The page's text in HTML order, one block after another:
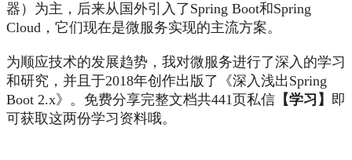
器）为主，后来从国外引入了Spring Boot和Spring
Cloud，它们现在是微服务实现的主流方案。
为顺应技术的发展趋势，我对微服务进行了深入的学习
和研究，并且于2018年创作出版了《深入浅出Spring
Boot 2.x》。免费分享完整文档共441页私信 【学习】 即
可获取这两份学习资料哦。